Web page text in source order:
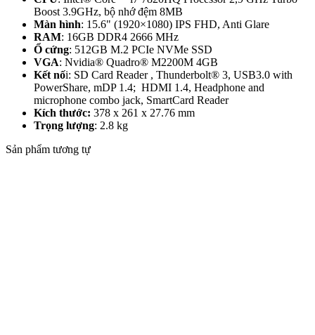
Boost 3.9GHz, bộ nhớ đệm 8MB
Màn hình: 15.6" (1920×1080) IPS FHD, Anti Glare
RAM: 16GB DDR4 2666 MHz
Ổ cứng: 512GB M.2 PCIe NVMe SSD
VGA: Nvidia® Quadro® M2200M 4GB
Kết nối: SD Card Reader , Thunderbolt® 3, USB3.0 with
PowerShare, mDP 1.4; HDMI 1.4, Headphone and
microphone combo jack, SmartCard Reader
Kích thước: 378 x 261 x 27.76 mm
Trọng lượng: 2.8 kg
Sản phẩm tương tự